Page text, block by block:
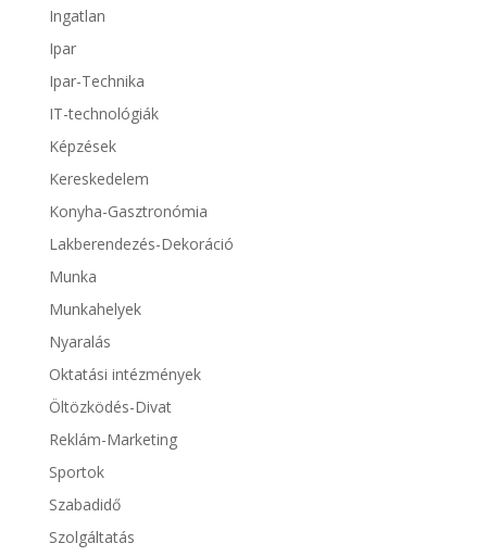
Ingatlan
Ipar
Ipar-Technika
IT-technológiák
Képzések
Kereskedelem
Konyha-Gasztronómia
Lakberendezés-Dekoráció
Munka
Munkahelyek
Nyaralás
Oktatási intézmények
Öltözködés-Divat
Reklám-Marketing
Sportok
Szabadidő
Szolgáltatás